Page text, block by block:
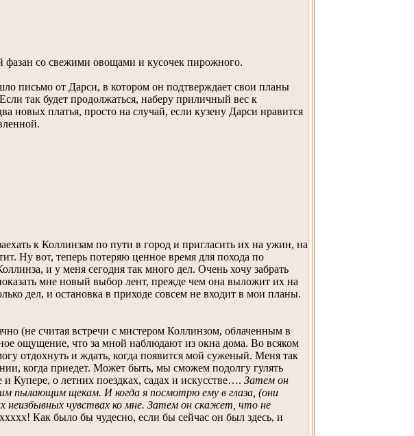
фазан со свежими овощами и кусочек пирожного.
письмо от Дарси, в котором он подтверждает свои планы
так будет продолжаться, наберу приличный вес к
новых платья, просто на случай, если кузену Дарси нравится
к Коллинзам по пути в город и пригласить их на ужин, на
Ну вот, теперь потеряю ценное время для похода по
и у меня сегодня так много дел. Очень хочу забрать
мне новый выбор лент, прежде чем она выложит их на
дел, и остановка в приходе совсем не входит в мои планы.
(не считая встречи с мистером Коллинзом, облаченным в
ощущение, что за мной наблюдают из окна дома. Во всяком
отдохнуть и ждать, когда появится мой суженый. Меня так
когда приедет. Может быть, мы сможем подолгу гулять
Купере, о летних поездках, садах и искусстве…. Затем он
пылающим щекам. И когда я посмотрю ему в глаза, (они
неизбывных чувствах ко мне. Затем он скажет, что не
Как было бы чудесно, если бы сейчас он был здесь, и